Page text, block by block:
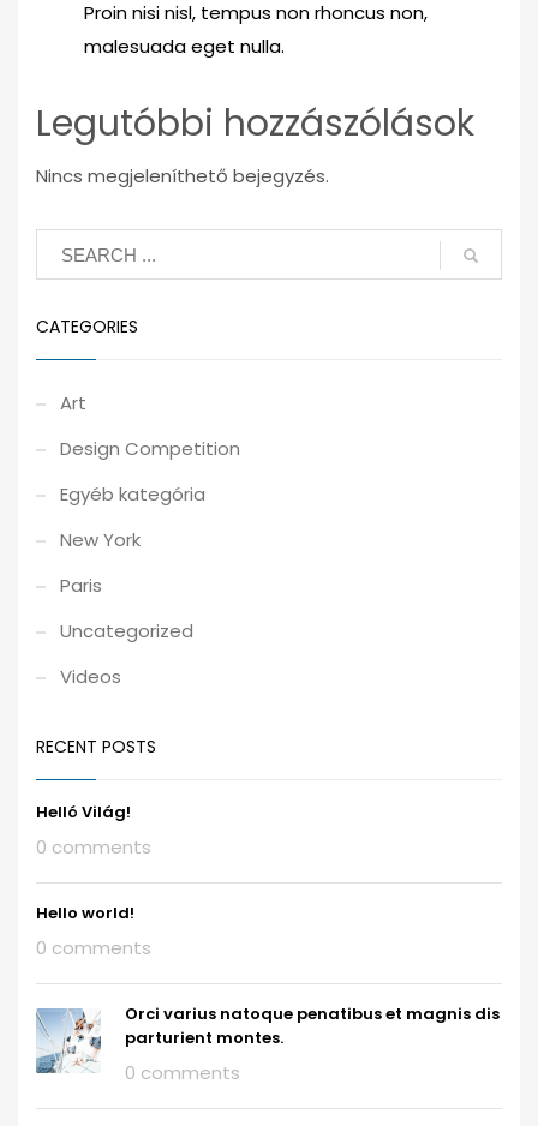
Proin nisi nisl, tempus non rhoncus non,
malesuada eget nulla.
Legutóbbi hozzászólások
Nincs megjeleníthető bejegyzés.
CATEGORIES
Art
Design Competition
Egyéb kategória
New York
Paris
Uncategorized
Videos
RECENT POSTS
Helló Világ!
0 comments
Hello world!
0 comments
Orci varius natoque penatibus et magnis dis
parturient montes.
0 comments